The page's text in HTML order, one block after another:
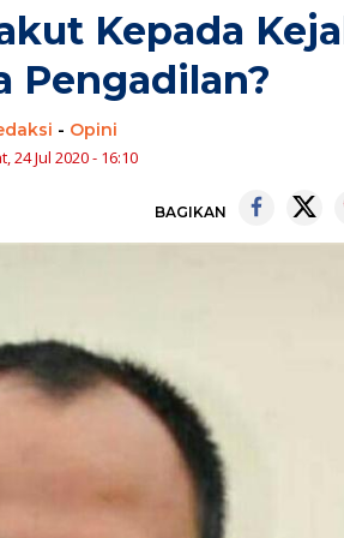
Kepada
Pengadilan?
- Opini
24 Jul 2020 - 16:10
BAGIKAN